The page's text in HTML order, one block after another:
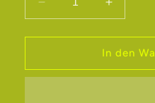
Verringere
die
Menge
Handmade
Erhöhe
die
Menge
für
In den